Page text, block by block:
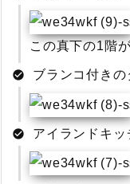
この真下の1階
ブランコ付き
アイランドキ